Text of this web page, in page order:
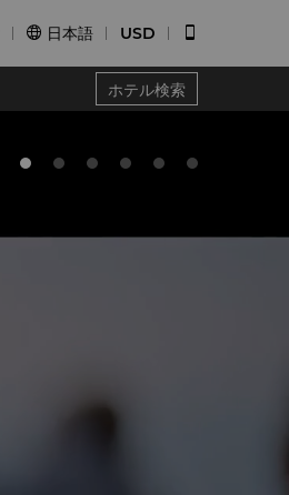
 日本語 USD
ホテル検索